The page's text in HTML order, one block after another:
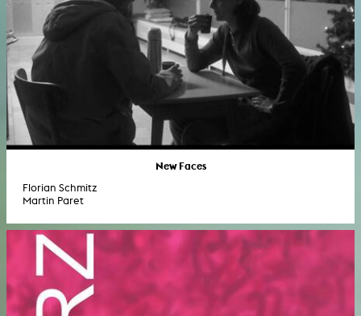
New Faces
Florian Schmitz
Martin Paret